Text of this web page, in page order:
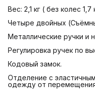
Вес: 2,1 кг ( без колес 1,7
Четыре двойных
Металлические ручки и
Регулировка ручек по
Кодовый замок.
Отделение с
одежду от